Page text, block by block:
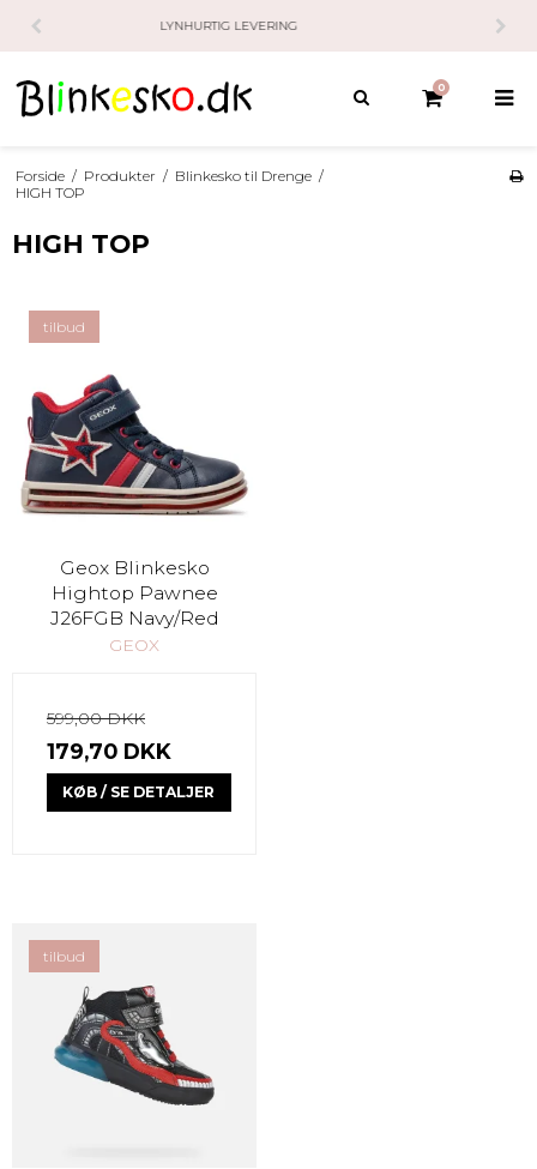
14 DAGES FRI RETURRET / RETURLABEL KR. 50,-
0
Forside / Produkter / Blinkesko til Drenge /
HIGH TOP
HIGH TOP
tilbud
Geox Blinkesko
Hightop Pawnee
J26FGB Navy/Red
GEOX
599,00 DKK
179,70 DKK
KØB / SE DETALJER
tilbud